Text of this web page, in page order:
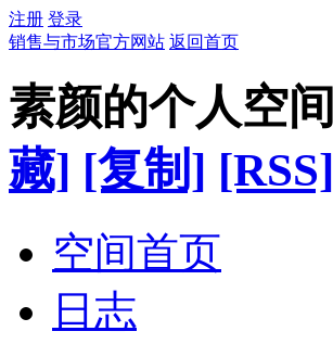
注册 登录
销售与市场官方网站 返回首页
素颜的个人空间
藏] [复制] [RSS]
空间首页
日志